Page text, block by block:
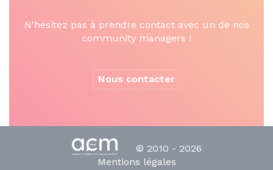
N'hésitez pas à prendre contact avec un de nos
community managers !
Nous contacter
© 2010 - 2026
Mentions légales